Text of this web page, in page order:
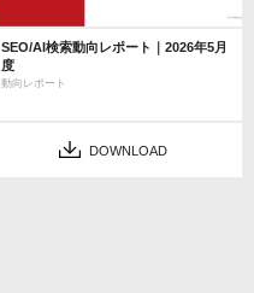
SEO/AI検索動向レポート｜2026年5月
度
動向レポート
DOWNLOAD